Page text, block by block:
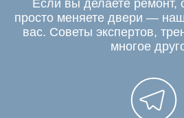
Если вы делаете ремонт,
просто меняете двери —
вас. Советы экспертов,
многое